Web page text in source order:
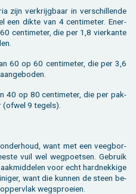
zijn ver­krijg­baar in ver­schil­len­de
een dikte van 4 cen­ti­me­ter. Ener­
cen­ti­me­ter, die per 1,8 vier­kan­te
60 op 60 cen­ti­me­ter, die per 3,6
40 op 80 cen­ti­me­ter, die per pak­
9 te­gels).
want met een veeg­bor­
vuil wel weg­poet­sen. Ge­bruik
voor echt hard­nek­ki­ge
want die kun­nen de steen be­
weg­sproei­en.